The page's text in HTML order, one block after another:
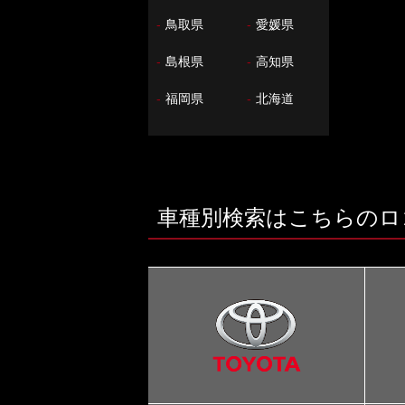
- 鳥取県 - 愛媛県
- 島根県 - 高知県
- 福岡県 - 北海道
車種別検索はこちらの